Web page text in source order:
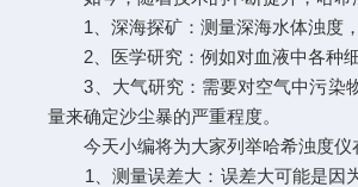
1、深海探矿：测量深海水体浊度，
2、医学研究：例如对血液中各种细
3、大气研究：需要对空气中污染物
量来确定沙尘暴的严重程度。
今天小编将为大家列举哈希浊度仪
1、测量误差大：误差大可能是因为